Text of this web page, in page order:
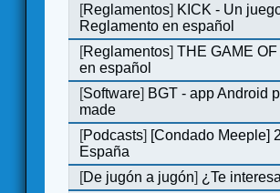
[Reglamentos] KICK - Un
Reglamento en español
[Reglamentos]THE GAME
en español
[Software] BGT - app Android
made
[Podcasts] [Condado Meeple]
España
[De jugón a jugón] ¿Te